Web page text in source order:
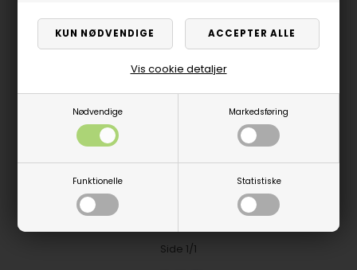
Nødvendige Markedsføring
Funktionelle Statistiske
Vis cookie detaljer
Skumring til elektronisk
skive UCB90, koksgrå
standard
DKK På lager
Side 1/1